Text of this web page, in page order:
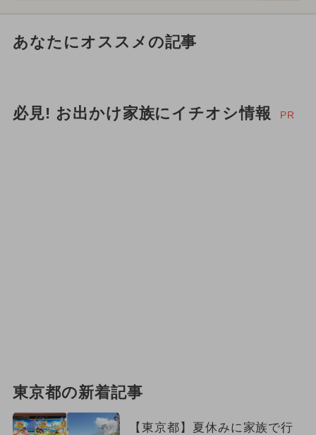
あなたにオススメの記事
必見! お出かけ家族にイチオシ情報 PR
東京都の新着記事
【東京都】夏休みに家族で行